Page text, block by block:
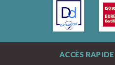
ACCÈS RAPIDE